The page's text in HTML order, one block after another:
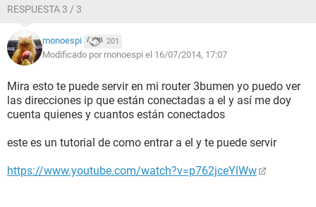
RESPUESTA 3 / 3
monoespi 201
Modificado por monoespi el 16/07/2014, 17:07
Mira esto te puede servir en mi router 3bumen yo puedo ver
las direcciones ip que están conectadas a el y así me doy
cuenta quienes y cuantos están conectados
este es un tutorial de como entrar a el y te puede servir
https://www.youtube.com/watch?v=p762jceYlWw